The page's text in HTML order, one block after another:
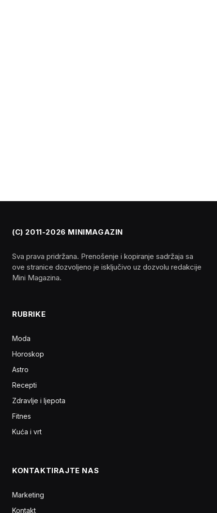
(C) 2011-2026 MINIMAGAZIN
Sva prava pridržana. Prenošenje i kopiranje sadržaja sa
ove stranice dozvoljeno je isključivo uz dozvolu redakcije
Mini Magazina.
RUBRIKE
Moda
Horoskop
Astro
Recepti
Zdravlje i ljepota
Fitnes
Kuća i vrt
KONTAKTIRAJTE NAS
Marketing
Kontakt